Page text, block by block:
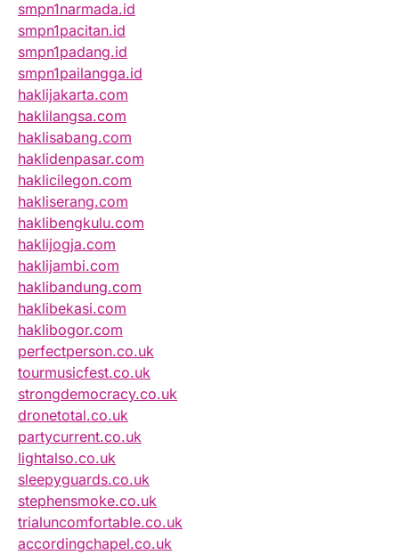
smpn1narmada.id
smpn1pacitan.id
smpn1padang.id
smpn1pailangga.id
haklijakarta.com
haklilangsa.com
haklisabang.com
haklidenpasar.com
haklicilegon.com
hakliserang.com
haklibengkulu.com
haklijogja.com
haklijambi.com
haklibandung.com
haklibekasi.com
haklibogor.com
perfectperson.co.uk
tourmusicfest.co.uk
strongdemocracy.co.uk
dronetotal.co.uk
partycurrent.co.uk
lightalso.co.uk
sleepyguards.co.uk
stephensmoke.co.uk
trialuncomfortable.co.uk
accordingchapel.co.uk